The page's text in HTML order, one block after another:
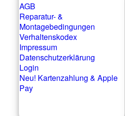
AGB
Reparatur- &
Montagebedingungen
Verhaltenskodex
Impressum
Datenschutzerklärung
Login
Neu! Kartenzahlung & Apple
Pay